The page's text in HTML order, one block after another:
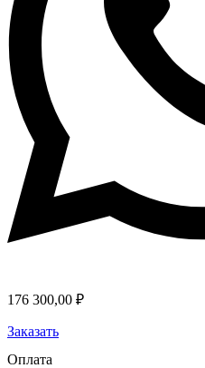
176 300,00 ₽
Заказать
Оплата